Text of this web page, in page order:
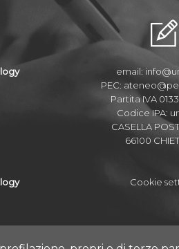
email:
PEC:
Partita IVA
Codice IPA:
CASELLA
66100
Cookie